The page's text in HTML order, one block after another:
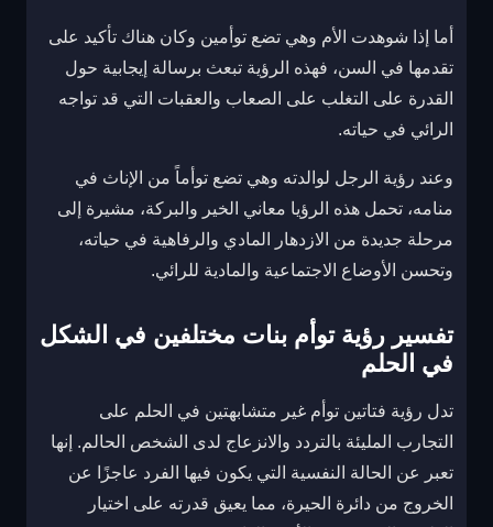
أما إذا شوهدت الأم وهي تضع توأمين وكان هناك تأكيد على
تقدمها في السن، فهذه الرؤية تبعث برسالة إيجابية حول
القدرة على التغلب على الصعاب والعقبات التي قد تواجه
الرائي في حياته.
وعند رؤية الرجل لوالدته وهي تضع توأماً من الإناث في
منامه، تحمل هذه الرؤيا معاني الخير والبركة، مشيرة إلى
مرحلة جديدة من الازدهار المادي والرفاهية في حياته،
وتحسن الأوضاع الاجتماعية والمادية للرائي.
تفسير رؤية توأم بنات مختلفين في الشكل
في الحلم
تدل رؤية فتاتين توأم غير متشابهتين في الحلم على
التجارب المليئة بالتردد والانزعاج لدى الشخص الحالم. إنها
تعبر عن الحالة النفسية التي يكون فيها الفرد عاجزًا عن
الخروج من دائرة الحيرة، مما يعيق قدرته على اختيار